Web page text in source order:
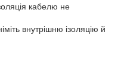
кабелю не
внутрішню ізоляцію й